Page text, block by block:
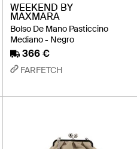
WEEKEND BY
MAXMARA
Bolso De Mano Pasticcino
Mediano - Negro
366 €
FARFETCH